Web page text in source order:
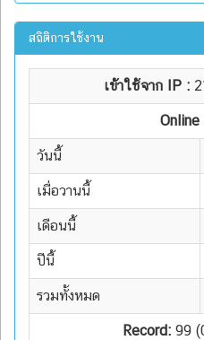
สถิติการใช้งาน
เข้าใช้จาก IP :
Online
วันนี้
เมื่อวานนี้
เดือนนี้
ปีนี้
รวมทั้งหมด
Record:99